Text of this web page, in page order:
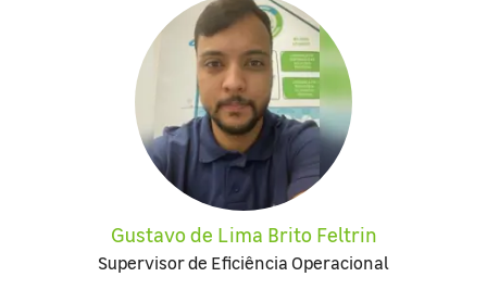
Gustavo de Lima Brito Feltrin
Supervisor de Eficiência Operacional